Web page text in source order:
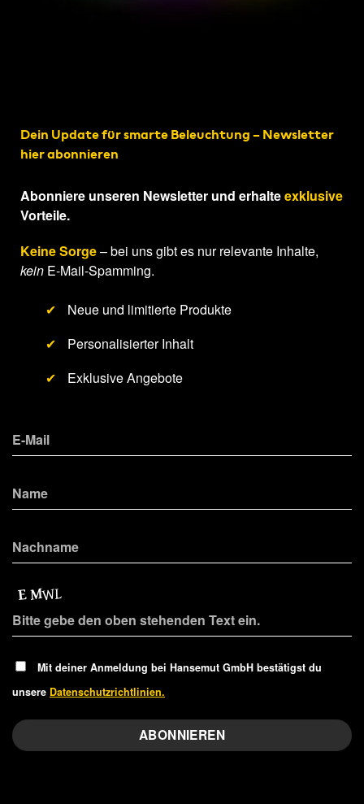
Dein Update für smarte Beleuchtung – Newsletter
hier abonnieren
Abonniere unseren Newsletter und erhalteexklusive
Vorteile.
Keine Sorge– bei uns gibt es nur relevante Inhalte,
kein E-Mail-Spamming.
✔
Neue und limitierte Produkte
✔
Personalisierter Inhalt
✔
Exklusive Angebote
Mit deiner Anmeldung bei Hansemut GmbH bestätigst du
unsere Datenschutzrichtlinien.